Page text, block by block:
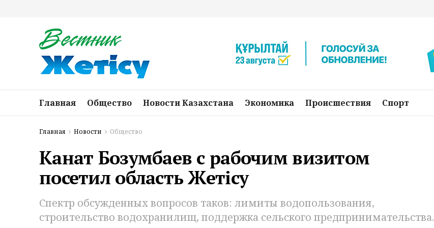
Главная Общество Новости Казахстана Экономика Происшествия Спорт
Главная Новости Общество
Канат Бозумбаев с рабочим визитом
посетил область Жетісу
Спектр обсужденных вопросов таков: лимиты водопользования,
строительство водохранилищ, поддержка сельского предпринимательства.